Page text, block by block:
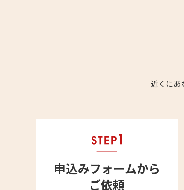
近くにあ
申込みフォームから
ご依頼